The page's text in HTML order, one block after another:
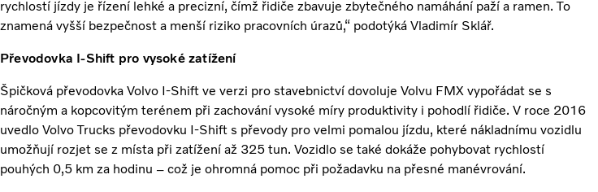
rychlostí jízdy je řízení lehké a precizní, čímž řidiče zbavuje zbytečného namáhání paží a ramen. To
znamená vyšší bezpečnost a menší riziko pracovních úrazů,“ podotýká Vladimír Sklář.
Převodovka I-Shift pro vysoké zatížení
Špičková převodovka Volvo I-Shift ve verzi pro stavebnictví dovoluje Volvu FMX vypořádat se s
náročným a kopcovitým terénem při zachování vysoké míry produktivity i pohodlí řidiče. V roce 2016
uvedlo Volvo Trucks převodovku I-Shift s převody pro velmi pomalou jízdu, které nákladnímu vozidlu
umožňují rozjet se z místa při zatížení až 325 tun. Vozidlo se také dokáže pohybovat rychlostí
pouhých 0,5 km za hodinu – což je ohromná pomoc při požadavku na přesné manévrování.